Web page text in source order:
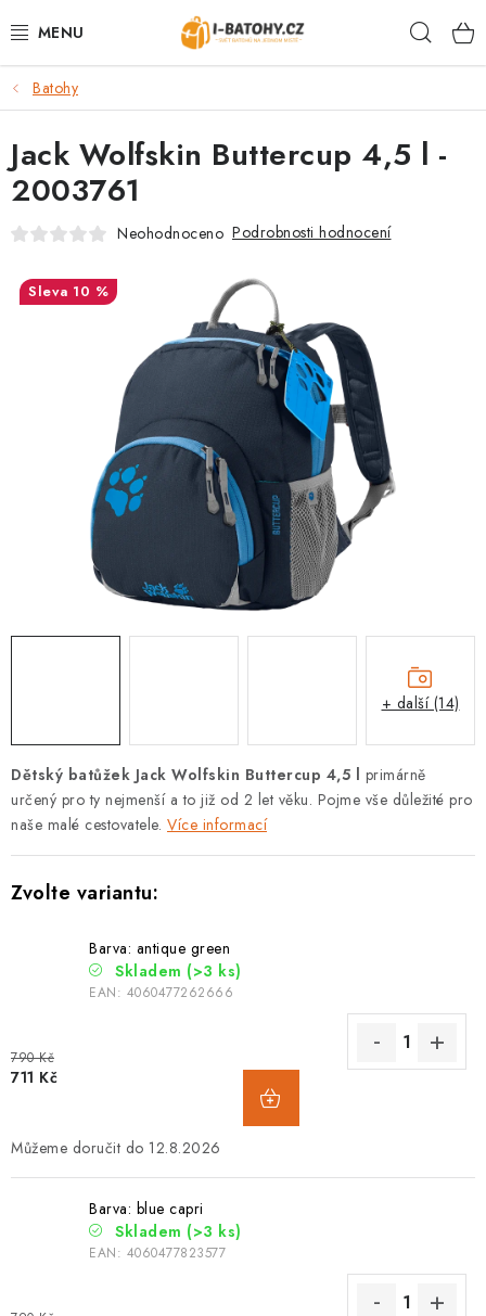
na
VÝPRODEJ %
BATOHY
TAŠKY, KABELKY
DOPLŇKY A PŘÍSLUŠENSTVÍ
PODLE AKTIVITY
Doprava a platba Vše o nákupu Kontakty
O nás
Blog
Batohy
Dětský batůžek Jack Wolfskin Buttercup 4,5 l primárně
určený pro ty nejmenší a to již od 2 let věku. Pojme vše důležité pro
naše malé cestovatele. Více informací
Barva: antique green
Skladem (>3 ks)
EAN: 4060477262666
790 Kč
711 Kč
12.8.2026
Barva: blue capri
Skladem (>3 ks)
EAN: 4060477823577
Jack Wolfskin Buttercup 4,5 l -
2003761
Neohodnoceno Podrobnosti hodnocení
10 %
+ další (14)